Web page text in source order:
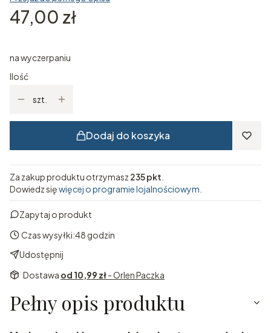
Cena
47,00 zł
na wyczerpaniu
Ilość
szt.
Dodaj do koszyka
Za zakup produktu otrzymasz 235 pkt
Dowiedz sięwięcej o programie lojalnościowym.
Zapytaj o produkt
Czas wysyłki:48 godzin
Udostępnij
Dostawa od 10,99 zł- Orlen Paczka
Pełny opis produktu